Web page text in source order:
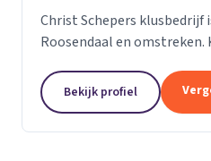
Christ Schepers klusbedrijf
Roosendaal en
grote tevredenheid onder
Bekijk profiel